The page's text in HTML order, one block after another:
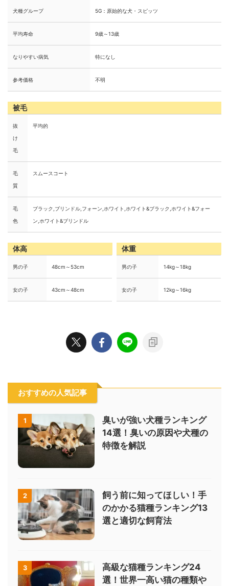
犬種グループ 5G：原始的な犬・スピッツ
平均寿命 9歳～13歳
なりやすい病気 特になし
参考価格 不明
被毛
抜
け
毛
平均的
毛
質
スムースコート
毛
色
ブラック,ブリンドル,フォーン,ホワイト,ホワイト&ブラック,ホワイト&フォー
ン,ホワイト&ブリンドル
体高
男の子 48cm～53cm
女の子 43cm～48cm
体重
男の子 14kg～18kg
女の子 12kg～16kg
おすすめの人気記事
1
臭いが強い犬種ランキング
14選！臭いの原因や犬種の
特徴を解説
2
飼う前に知ってほしい！手
のかかる猫種ランキング13
選と適切な飼育法
3
高級な猫種ランキング24
選！世界一高い猫の種類や